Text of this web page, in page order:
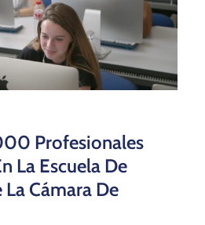
Profesionales
La Escuela De
Cámara De